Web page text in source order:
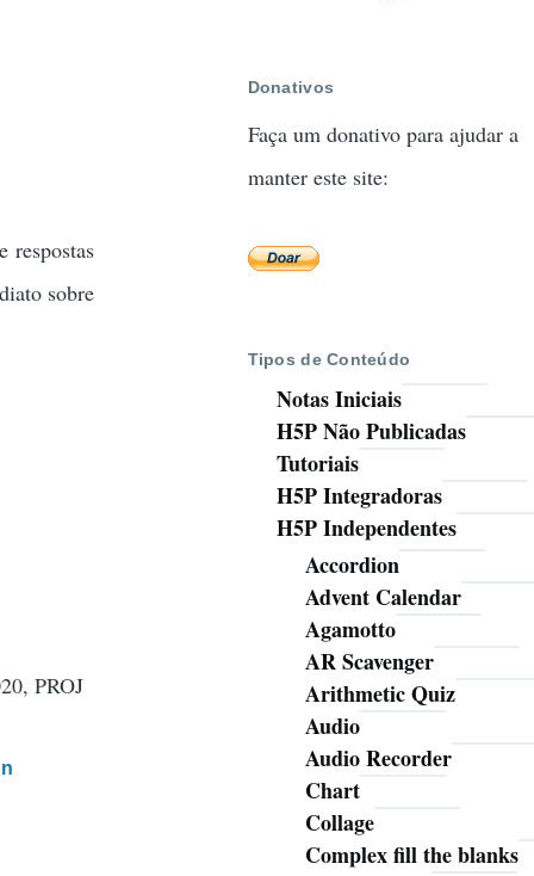
respostas
sobre
PROJ
Donativos
Faça um donativo para ajudar a
manter este site:
Tipos de Conteúdo
Notas Iniciais
H5P Não Publicadas
Tutoriais
H5P Integradoras
H5P Independentes
Accordion
Advent Calendar
Agamotto
AR Scavenger
Arithmetic Quiz
Audio
Audio Recorder
Chart
Collage
Complex fill the blanks